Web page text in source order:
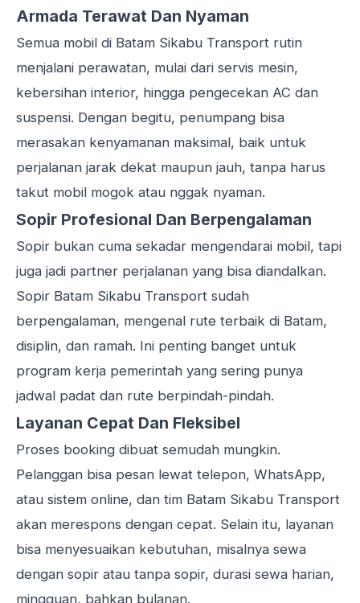
Armada Terawat Dan Nyaman
Semua mobil di Batam Sikabu Transport rutin
menjalani perawatan, mulai dari servis mesin,
kebersihan interior, hingga pengecekan AC dan
suspensi. Dengan begitu, penumpang bisa
merasakan kenyamanan maksimal, baik untuk
perjalanan jarak dekat maupun jauh, tanpa harus
takut mobil mogok atau nggak nyaman.
Sopir Profesional Dan Berpengalaman
Sopir bukan cuma sekadar mengendarai mobil, tapi
juga jadi partner perjalanan yang bisa diandalkan.
Sopir Batam Sikabu Transport sudah
berpengalaman, mengenal rute terbaik di Batam,
disiplin, dan ramah. Ini penting banget untuk
program kerja pemerintah yang sering punya
jadwal padat dan rute berpindah-pindah.
Layanan Cepat Dan Fleksibel
Proses booking dibuat semudah mungkin.
Pelanggan bisa pesan lewat telepon, WhatsApp,
atau sistem online, dan tim Batam Sikabu Transport
akan merespons dengan cepat. Selain itu, layanan
bisa menyesuaikan kebutuhan, misalnya sewa
dengan sopir atau tanpa sopir, durasi sewa harian,
mingguan, bahkan bulanan.